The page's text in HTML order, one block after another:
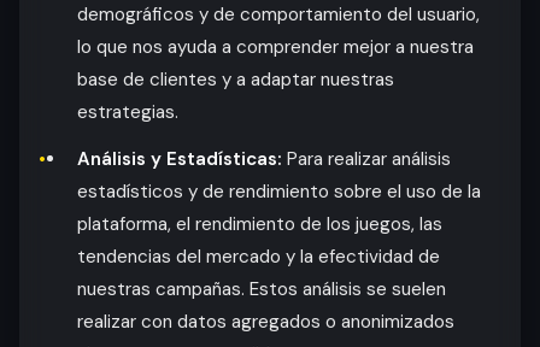
demográficos y de comportamiento del usuario,
lo que nos ayuda a comprender mejor a nuestra
base de clientes y a adaptar nuestras
estrategias.
Análisis y Estadísticas: Para realizar análisis
estadísticos y de rendimiento sobre el uso de la
plataforma, el rendimiento de los juegos, las
tendencias del mercado y la efectividad de
nuestras campañas. Estos análisis se suelen
realizar con datos agregados o anonimizados